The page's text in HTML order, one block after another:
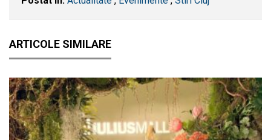
ARTICOLE SIMILARE